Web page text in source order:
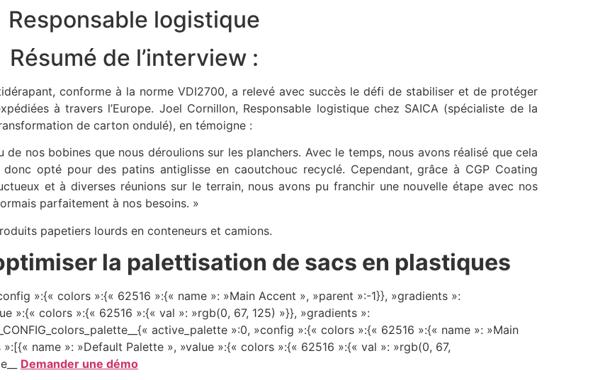
Responsable logistique
Résumé de l’interview :
conforme à la norme VDI2700, a relevé avec succès le défi de stabiliser et de protéger
à travers l’Europe. Joel Cornillon, Responsable logistique chez SAICA (spécialiste de la
de carton ondulé), en témoigne :
nos bobines que nous déroulions sur les planchers. Avec le temps, nous avons réalisé que cela
opté pour des patins antiglisse en caoutchouc recyclé. Cependant, grâce à CGP Coating
et à diverses réunions sur le terrain, nous avons pu franchir une nouvelle étape avec nos
parfaitement à nos besoins. »
papetiers lourds en conteneurs et camions.
la palettisation de sacs en plastiques
»:{« colors »:{« 62516 »:{« name »: »Main Accent », »parent »:-1}}, »gradients »:
»:{« colors »:{« 62516 »:{« val »: »rgb(0, 67, 125) »}}, »gradients »:
__CONFIG_colors_palette__{« active_palette »:0, »config »:{« colors »:{« 62516 »:{« name »: »Main
name »: »Default Palette », »value »:{« colors »:{« 62516 »:{« val »: »rgb(0, 67,
Demander une démo